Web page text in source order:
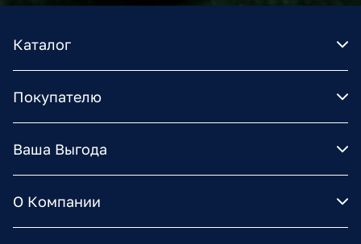
Каталог
Покупателю
Ваша Выгода
О Компании